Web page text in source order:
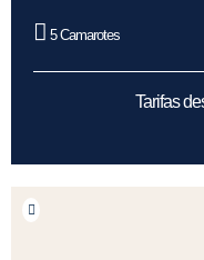
5 Camarotes
Tarifas